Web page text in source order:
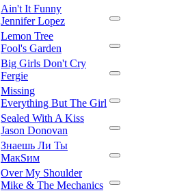
Ain't It Funny
Jennifer Lopez
Lemon Tree
Fool's Garden
Big Girls Don't Cry
Fergie
Missing
Everything But The Girl
Sealed With A Kiss
Jason Donovan
Знаешь Ли Ты
МакSим
Over My Shoulder
Mike & The Mechanics